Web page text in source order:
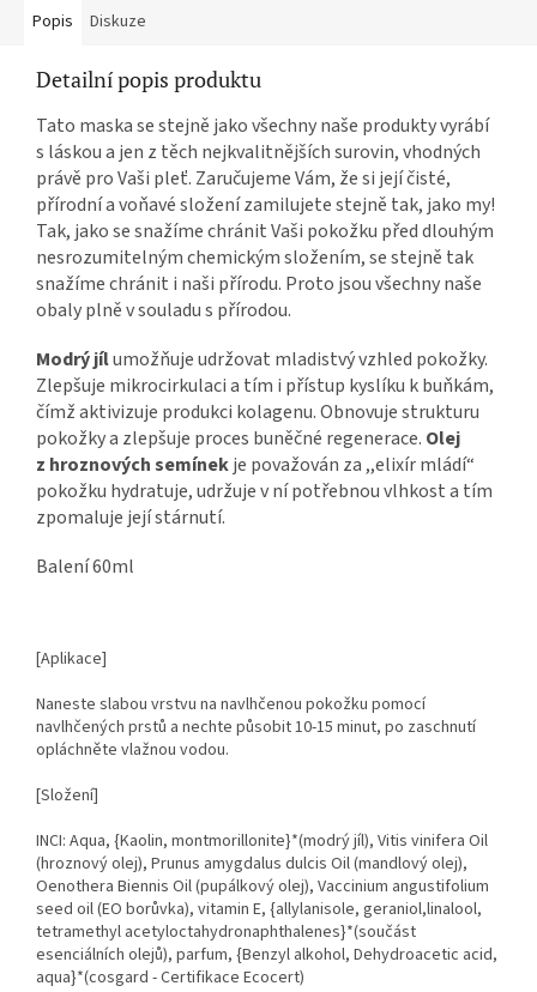
Popis Diskuze
Detailní popis produktu
Tato maska se stejně jako všechny naše produkty vyrábí
s láskou a jen z těch nejkvalitnějších surovin, vhodných
právě pro Vaši pleť. Zaručujeme Vám, že si její čisté,
přírodní a voňavé složení zamilujete stejně tak, jako my!
Tak, jako se snažíme chránit Vaši pokožku před dlouhým
nesrozumitelným chemickým složením, se stejně tak
snažíme chránit i naši přírodu. Proto jsou všechny naše
obaly plně v souladu s přírodou.
Modrý jílumožňuje udržovat mladistvý vzhled pokožky.
Zlepšuje mikrocirkulaci a tím i přístup kyslíku k buňkám,
čímž aktivizuje produkci kolagenu. Obnovuje strukturu
pokožky a zlepšuje proces buněčné regenerace. Olej
z hroznových semínekje považován za ,,elixír mládí“
pokožku hydratuje, udržuje v ní potřebnou vlhkost a tím
zpomaluje její stárnutí.
Balení 60ml
[Aplikace]
Naneste slabou vrstvu na navlhčenou pokožku pomocí
navlhčených prstů a nechte působit 10-15 minut, po zaschnutí
opláchněte vlažnou vodou.
[Složení]
INCI: Aqua, {Kaolin, montmorillonite}*(modrý jíl), Vitis vinifera Oil
(hroznový olej), Prunus amygdalus dulcis Oil (mandlový olej),
Oenothera Biennis Oil (pupálkový olej), Vaccinium angustifolium
seed oil (EO borůvka), vitamin E, {allylanisole, geraniol,linalool,
tetramethyl acetyloctahydronaphthalenes}*(součást
esenciálních olejů), parfum, {Benzyl alkohol, Dehydroacetic acid,
aqua}*(cosgard - Certifikace Ecocert)